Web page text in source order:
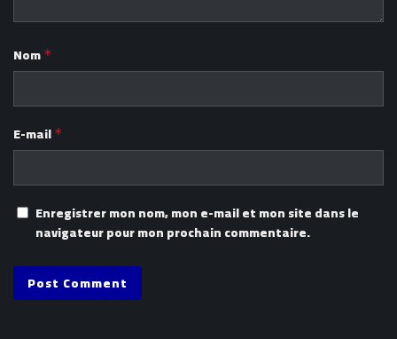
Nom *
E-mail *
Enregistrer mon nom, mon e-mail et mon site dans le
navigateur pour mon prochain commentaire.